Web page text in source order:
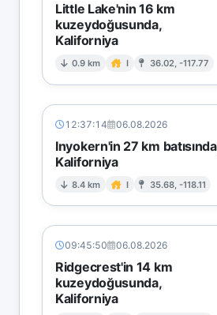
Little Lake'nin 16 km
kuzeydoğusunda,
Kaliforniya
0.9 km I 36.02, -117.77
12:37:14 06.08.2026
Inyokern'in 27 km
Kaliforniya
8.4 km I 35.68, -118.11
09:45:50 06.08.2026
Ridgecrest'in 14 km
kuzeydoğusunda,
Kaliforniya